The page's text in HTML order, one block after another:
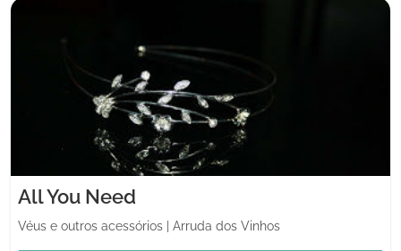
All You Need
Véus e outros acessórios Arruda dos Vinhos